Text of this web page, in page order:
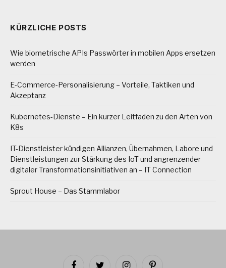
KÜRZLICHE POSTS
Wie biometrische APIs Passwörter in mobilen Apps ersetzen
werden
E-Commerce-Personalisierung – Vorteile, Taktiken und
Akzeptanz
Kubernetes-Dienste – Ein kurzer Leitfaden zu den Arten von
K8s
IT-Dienstleister kündigen Allianzen, Übernahmen, Labore und
Dienstleistungen zur Stärkung des IoT und angrenzender
digitaler Transformationsinitiativen an – IT Connection
Sprout House – Das Stammlabor